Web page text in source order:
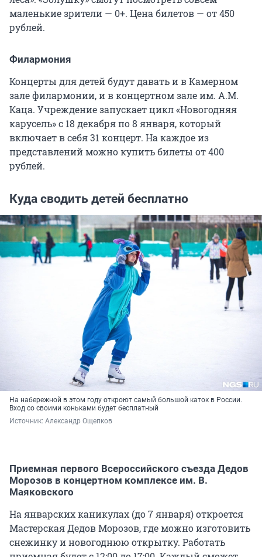
маленькие зрители — 0+. Цена билетов — от 450
рублей.
Филармония
Концерты для детей будут давать и в Камерном
зале филармонии, и в концертном зале им. А.М.
Каца. Учреждение запускает цикл «Новогодняя
карусель» с 18 декабря по 8 января, который
включает в себя 31 концерт. На каждое из
представлений можно купить билеты от 400
рублей.
Куда сводить детей бесплатно
На набережной в этом году откроют самый большой каток в России.
Вход со своими коньками будет бесплатный
Источник: Александр Ощепков
Приемная первого Всероссийского съезда Дедов
Морозов в концертном комплексе им. В.
Маяковского
На январских каникулах (до 7 января) откроется
Мастерская Дедов Морозов, где можно изготовить
снежинку и новогоднюю открытку. Работать